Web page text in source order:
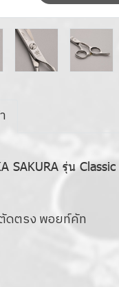
SAKURA รุ่น
ดตรง พอยท์คัท